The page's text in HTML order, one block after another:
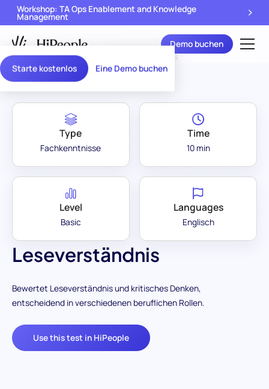
Starte kostenlos Eine Demo buchen
Workshop: TA Ops Enablement and Knowledge
Management
Demo buchen
Assessment Library Leseverständnis
Leseverständnis
Bewertet Leseverständnis und kritisches Denken,
entscheidend in verschiedenen beruflichen Rollen.
Use this test in HiPeople
Type
Fachkenntnisse
Time
10 min
Level
Basic
Languages
Englisch